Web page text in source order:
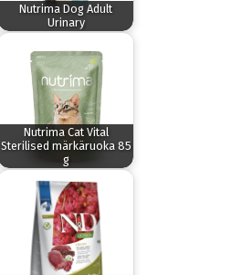
Nutrima Dog Adult
Urinary
Nutrima Cat Vital
Sterilised märkäruoka 85
g